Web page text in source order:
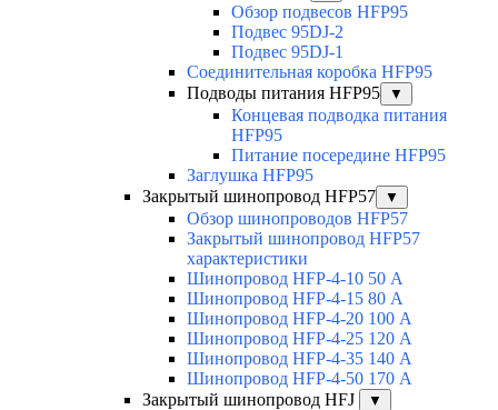
Обзор подвесов HFP95
Подвес 95DJ-2
Подвес 95DJ-1
Соединительная коробка HFP95
Подводы питания HFP95
▼
Концевая подводка питания
HFP95
Питание посередине HFP95
Заглушка HFP95
Закрытый шинопровод HFP57
▼
Обзор шинопроводов HFP57
Закрытый шинопровод HFP57
характеристики
Шинопровод HFP-4-10 50 А
Шинопровод HFP-4-15 80 А
Шинопровод HFP-4-20 100 А
Шинопровод HFP-4-25 120 А
Шинопровод HFP-4-35 140 А
Шинопровод HFP-4-50 170 А
Закрытый шинопровод HFJ
▼